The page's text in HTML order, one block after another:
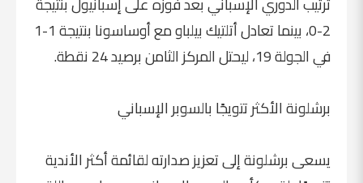
2-0، بينما تعادل أتلتيك بيلباو مع أوساسونا بنتيجة 1-1
في الجولة 19، ليحتل المركز الثامن برصيد 24 نقطة.
برشلونة الأكثر تتويجًا بالسوبر الإسباني
يسعى برشلونة إلى تعزيز صدارته لقائمة أكثر الأندية